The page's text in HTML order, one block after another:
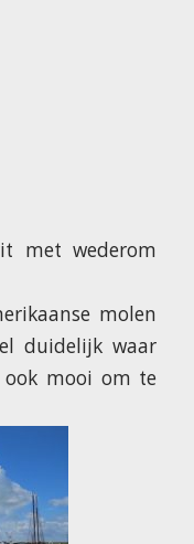
met wederom
molen
duidelijk waar
ook mooi om te